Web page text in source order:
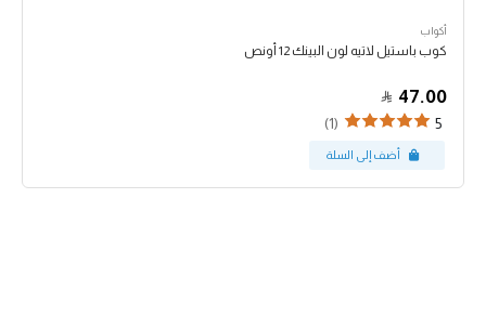
أكواب
كوب باستيل لاتيه لون البينك 12 أونص
47.00
5
(1)